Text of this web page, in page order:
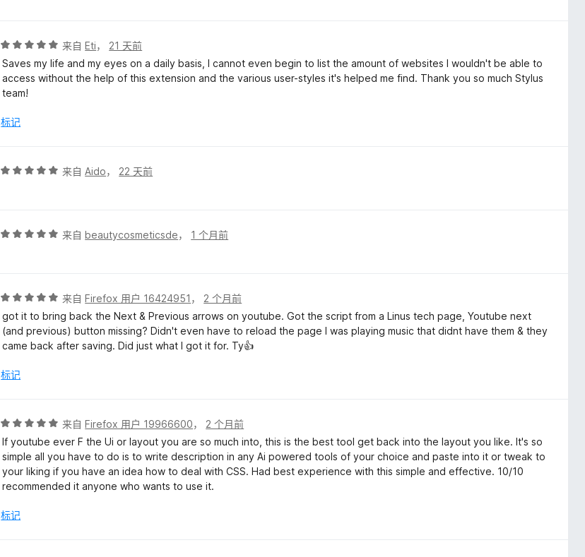
5
评
分
5
/
来自Eti， 21 天前
Saves my life and my eyes on a daily basis, I cannot even begin to list the amount of websites I wouldn't be able to
access without the help of this extension and the various user-styles it's helped me find. Thank you so much Stylus
team!
标记
评
5
来自Aido， 22 天前
评
5
来自beautycosmeticsde， 1 个月前
评
分
5
/
来自Firefox 用户 16424951 ， 2 个月前
got it to bring back the Next & Previous arrows on youtube. Got the script from a Linus tech page, Youtube next
(and previous) button missing? Didn't even have to reload the page I was playing music that didnt have them & they
came back after saving. Did just what I got it for. Ty👍
标记
评
分
5
/
5
来自Firefox 用户 19966600， 2 个月前
If youtube ever F the Ui or layout you are so much into, this is the best tool get back into the layout you like. It's so
simple all you have to do is to write description in any Ai powered tools of your choice and paste into it or tweak to
your liking if you have an idea how to deal with CSS. Had best experience with this simple and effective. 10/10
recommended it anyone who wants to use it.
标记